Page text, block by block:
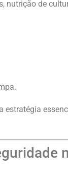
nutrição de
estratégia